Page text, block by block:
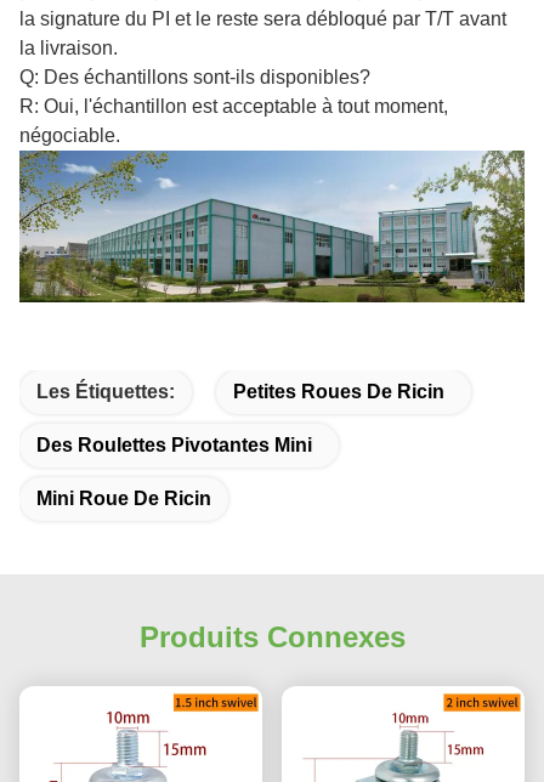
la signature du PI et le reste sera débloqué par T/T avant
la livraison.
Q: Des échantillons sont-ils disponibles?
R: Oui, l'échantillon est acceptable à tout moment,
négociable.
Les Étiquettes: Petites Roues De Ricin
Des Roulettes Pivotantes Mini
Mini Roue De Ricin
Produits Connexes